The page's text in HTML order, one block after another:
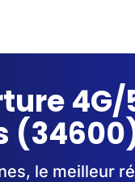
4G/
le meilleur